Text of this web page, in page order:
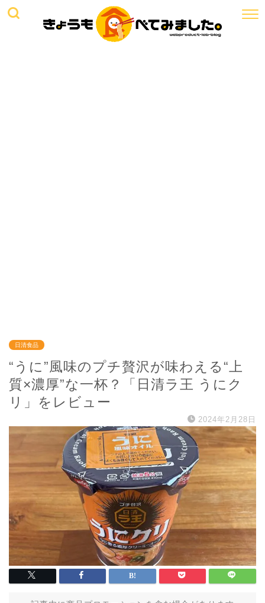
日清食品
“うに”風味のプチ贅沢が味わえる“上
質×濃厚”な一杯？「日清ラ王 うにク
リ」をレビュー
2024年2月28日